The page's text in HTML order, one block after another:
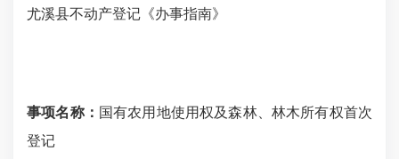
尤溪县不动产登记 《办事指南》
事项名称： 国有农用地使用权及森林、林木所有权首次
登记